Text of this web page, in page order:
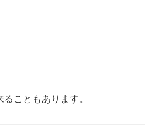
こともあります。